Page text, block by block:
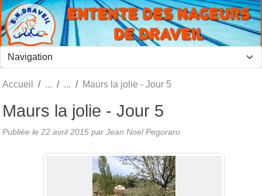
Accueil Maurs la jolie - Jour 5
Maurs la jolie - Jour 5
Publiée le 22 avril 2015 par Jean Noel Pegoraro
Panneau de gestion des cookies